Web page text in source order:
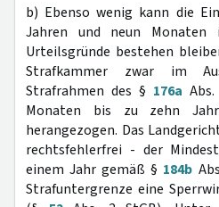
b) Ebenso wenig kann die
Jahren und neun
Urteilsgründe bestehen
Strafkammer zwar im
Strafrahmen des § 176a
Monaten bis zu zehn
herangezogen. Das
rechtsfehlerfrei - der
einem Jahr gemäß § 184b
Strafuntergrenze eine